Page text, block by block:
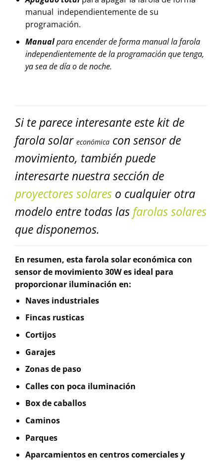
manual independientemente de su
programación.
Manualpara encender de forma manual la farola
independientemente de la programación que tenga,
ya sea de día o de noche.
Si te parece interesante este kit de
farola solar económica con sensor de
movimiento, también puede
interesarte nuestra sección de
proyectores solares o cualquier otra
modelo entre todas las farolas solares
que disponemos.
En resumen, esta farola solareconómica con
sensor de movimiento 30W es ideal para
proporcionar iluminación en:
Naves industriales
Fincas rusticas
Cortijos
Garajes
Zonas de paso
Calles con poca iluminación
Box de caballos
Caminos
Parques
Aparcamientos en centros comerciales y